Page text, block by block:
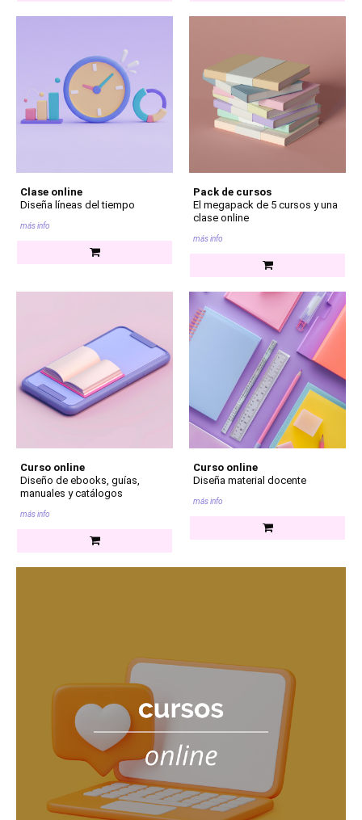
Clase online
Diseña líneas del tiempo
más info
Pack de cursos
El megapack de 5 cursos y una
clase online
más info
Curso online
Diseño de ebooks, guías,
manuales y catálogos
más info
Curso online
Diseña material docente
más info